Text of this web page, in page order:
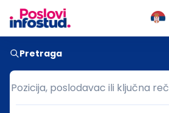
Pretraga
Pozicija, poslodavac ili ključna reč
Pozicija, poslodavac ili ključna reč